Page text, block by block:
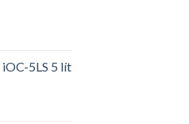
5LS 5 lít